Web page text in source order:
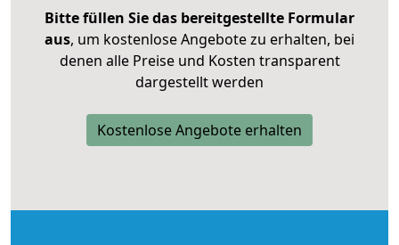
Bitte füllen Sie das bereitgestellte Formular
aus, um kostenlose Angebote zu erhalten, bei
denen alle Preise und Kosten transparent
dargestellt werden
Kostenlose Angebote erhalten